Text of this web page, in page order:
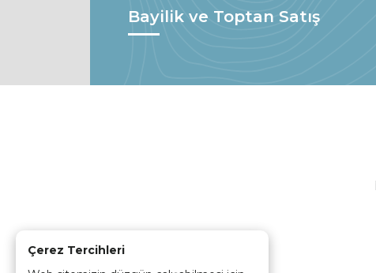
Çerez Tercihleri
Bayilik ve Toptan Satış